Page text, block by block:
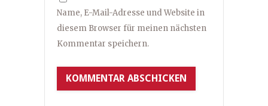
Name, E-Mail-Adresse und Website in
diesem Browser für meinen nächsten
Kommentar speichern.